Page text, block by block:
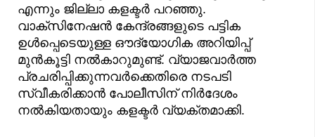
എന്നും ജില്ലാ കളക്ടർ പറഞ്ഞു.
വാക്‌സിനേഷന്‍ കേന്ദ്രങ്ങളുടെ പട്ടിക
ഉള്‍പ്പെടെയുള്ള ഔദ്യോഗിക അറിയിപ്പ്
മുന്‍കൂട്ടി നല്‍കാറുമുണ്ട്. വ്യാജവാര്‍ത്ത
പ്രചരിപ്പിക്കുന്നവര്‍ക്കെതിരെ നടപടി
സ്വീകരിക്കാന്‍ പോലീസിന് നിര്‍ദേശം
നല്‍കിയതായും കളക്ടര്‍ വ്യക്തമാക്കി.